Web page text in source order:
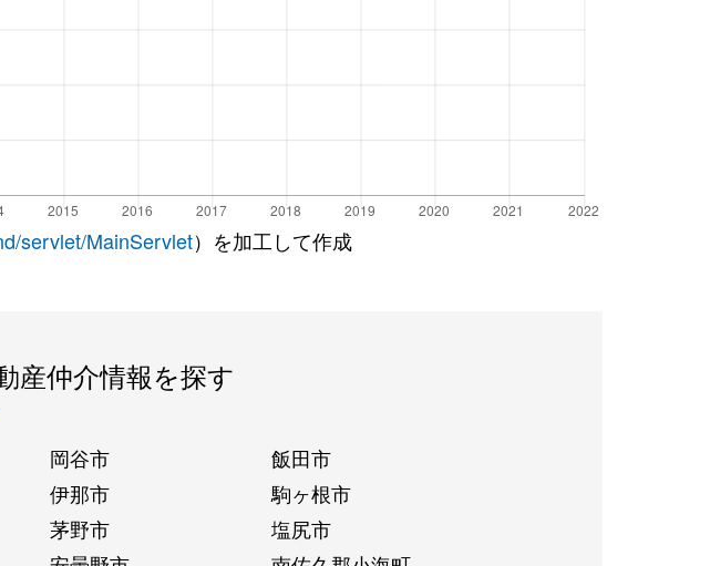
servlet/MainServlet）を加工して作成
産仲介情報を探す
岡谷市
飯田市
伊那市
駒ヶ根市
茅野市
塩尻市